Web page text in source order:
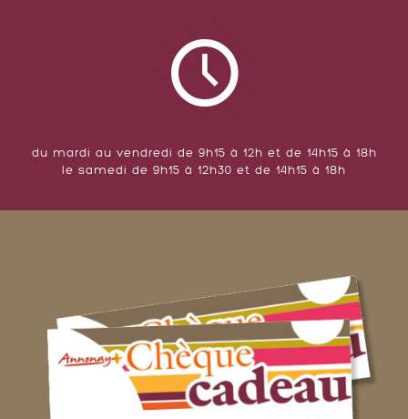
du mardi au vendredi de 9h15 à 12h et de 14h15 à 18h
le samedi de 9h15 à 12h30 et de 14h15 à 18h